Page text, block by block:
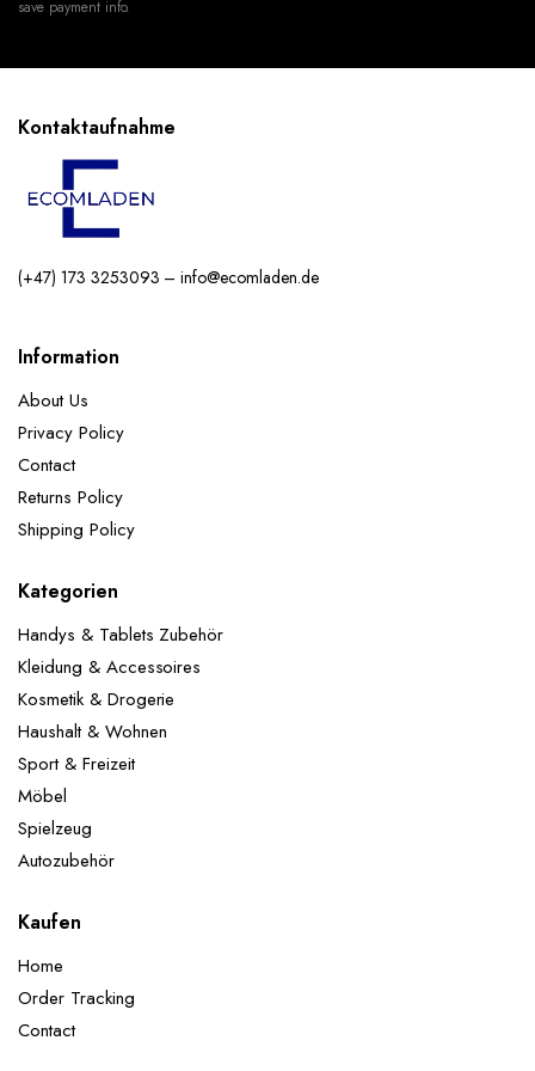
save payment info.
Kontaktaufnahme
(+47) 173 3253093 – info@ecomladen.de
Information
About Us
Privacy Policy
Contact
Returns Policy
Shipping Policy
Kategorien
Handys & Tablets Zubehör
Kleidung & Accessoires
Kosmetik & Drogerie
Haushalt & Wohnen
Sport & Freizeit
Möbel
Spielzeug
Autozubehör
Kaufen
Home
Order Tracking
Contact